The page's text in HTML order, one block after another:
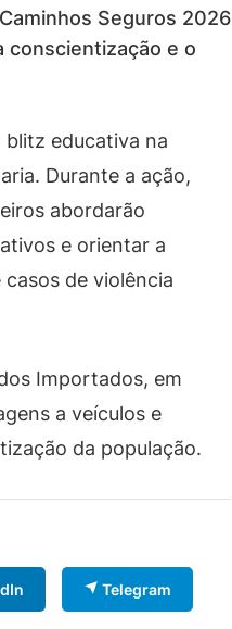
Seguros 2026
conscientização e o
blitz educativa na
Durante a ação,
abordarão
e orientar a
de violência
Importados, em
a veículos e
da população.
Telegram